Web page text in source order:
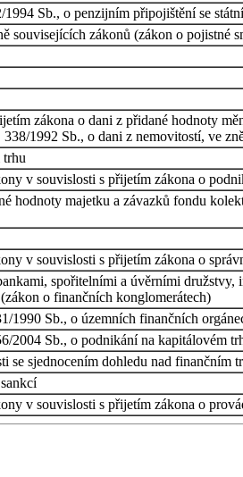
Sb., o penzijním připojištění se
souvisejících zákonů (zákon o pojistné
zákona o dani z přidané hodnoty
1992 Sb., o dani z nemovitostí, ve
trhu
v souvislosti s přijetím zákona o
hodnoty majetku a závazků fondu
v souvislosti s přijetím zákona o
spořitelními a úvěrními
o finančních konglomerátech)
1990 Sb., o územních finančních
2004 Sb., o podnikání na kapitálovém
se sjednocením dohledu nad finančním
v souvislosti s přijetím zákona o